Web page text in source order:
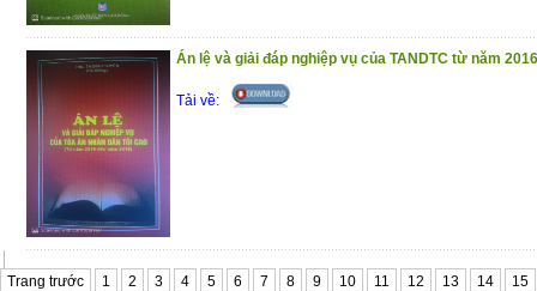
Án lệ và giải đáp nghiệp vụ của TANDTC từ năm
Tải về:
Trang trước 1 2 3 4 5 6 7 8 9 10 11 12 13 14
15